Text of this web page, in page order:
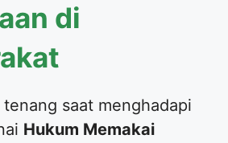
di
saat menghadapi
Hukum Memakai